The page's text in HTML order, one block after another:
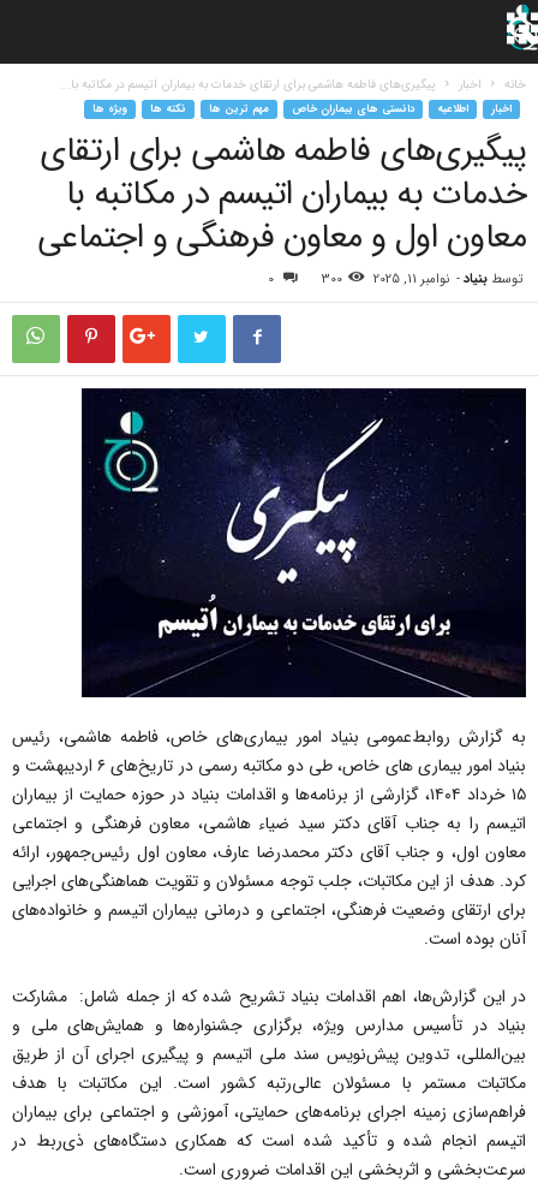
خانه اخبار پیگیری‌های فاطمه هاشمی برای ارتقای خدمات به بیماران اتیسم در مکاتبه با...
اخبار اطلاعیه دانستی های بیماران خاص مهم ترین ها نکته ها ویژه ها
پیگیری‌های فاطمه هاشمی برای ارتقای
خدمات به بیماران اتیسم در مکاتبه با
معاون اول و معاون فرهنگی و اجتماعی
توسط بنیاد- نوامبر 11, 2025 300
0
به گزارش روابط‌عمومی بنیاد امور بیماری‌های خاص، فاطمه هاشمی، رئیس
بنیاد امور بیماری های خاص، طی دو مکاتبه رسمی در تاریخ‌های ۶ اردیبهشت و
۱۵ خرداد ۱۴۰۴، گزارشی از برنامه‌ها و اقدامات بنیاد در حوزه حمایت از بیماران
اتیسم را به جناب آقای دکتر سید ضیاء هاشمی، معاون فرهنگی و اجتماعی
معاون اول، و جناب آقای دکتر محمدرضا عارف، معاون اول رئیس‌جمهور، ارائه
کرد. هدف از این مکاتبات، جلب توجه مسئولان و تقویت هماهنگی‌های اجرایی
برای ارتقای وضعیت فرهنگی، اجتماعی و درمانی بیماران اتیسم و خانواده‌های
آنان بوده است.
در این گزارش‌ها، اهم اقدامات بنیاد تشریح شده که از جمله شامل: مشارکت
بنیاد در تأسیس مدارس ویژه، برگزاری جشنواره‌ها و همایش‌های ملی و
بین‌المللی، تدوین پیش‌نویس سند ملی اتیسم و پیگیری اجرای آن از طریق
مکاتبات مستمر با مسئولان عالی‌رتبه کشور است. این مکاتبات با هدف
فراهم‌سازی زمینه اجرای برنامه‌های حمایتی، آموزشی و اجتماعی برای بیماران
اتیسم انجام شده و تأکید شده است که همکاری دستگاه‌های ذی‌ربط در
سرعت‌بخشی و اثربخشی این اقدامات ضروری است.